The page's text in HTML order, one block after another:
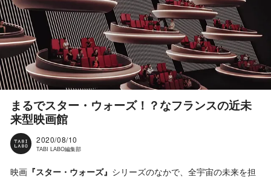
まるでスター・ウォーズ！？なフランスの近未
来型映画館
2020/08/10
TABI LABO編集部
映画 『スター・ウォーズ』 シリーズのなかで、全宇宙の未来を担